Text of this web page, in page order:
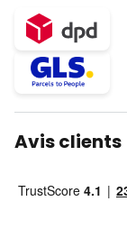
Avis clients